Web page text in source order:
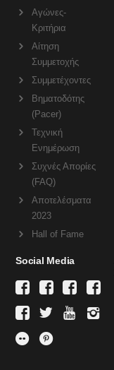
Αγώνες-
Κριτήρια
Αίτηση
Συμμετοχής
Συμμετέχοντες
Βηματοδότης
(Pacer)
Τεχνική
Ενημέρωση
Συχνές Απορίες
(FAQ)
Αποτελέσματα
2023
Hall of Fame
Social Media